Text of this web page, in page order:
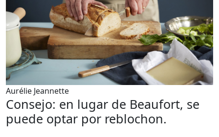
Aurélie Jeannette
Consejo: en lugar de Beaufort, se
puede optar por reblochon.